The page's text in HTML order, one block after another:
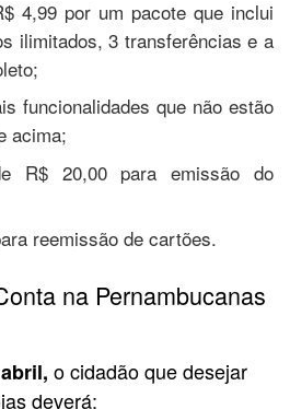
4,99 por um pacote que inclui
ilimitados, 3 transferências e a
funcionalidades que não estão
acima;
R$ 20,00 para emissão do
reemissão de cartões.
na Pernambucanas
o cidadão que desejar
deverá: